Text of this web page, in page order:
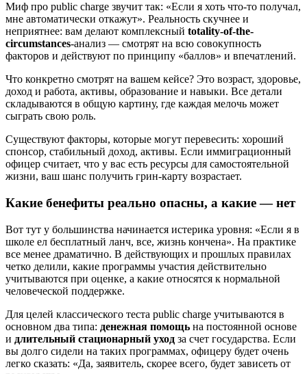
Миф про public charge звучит так: «Если я хоть что-то получал,
мне автоматически откажут». Реальность скучнее и
неприятнее: вам делают комплексный totality-of-the-
circumstances-анализ — смотрят на всю совокупность
факторов и действуют по принципу «баллов» и впечатлений.
Что конкретно смотрят на вашем кейсе? Это возраст, здоровье,
доход и работа, активы, образование и навыки. Все детали
складываются в общую картину, где каждая мелочь может
сыграть свою роль.
Существуют факторы, которые могут перевесить: хороший
спонсор, стабильный доход, активы. Если иммиграционный
офицер считает, что у вас есть ресурсы для самостоятельной
жизни, ваш шанс получить грин-карту возрастает.
Какие бенефиты реально опасны, а какие — нет
Вот тут у большинства начинается истерика уровня: «Если я в
школе ел бесплатный ланч, все, жизнь кончена». На практике
все менее драматично. В действующих и прошлых правилах
четко делили, какие программы участия действительно
учитываются при оценке, а какие относятся к нормальной
человеческой поддержке.
Для целей классического теста public charge учитываются в
основном два типа: денежная помощь на постоянной основе
и длительный стационарный уход за счет государства. Если
вы долго сидели на таких программах, офицеру будет очень
легко сказать: «Да, заявитель, скорее всего, будет зависеть от